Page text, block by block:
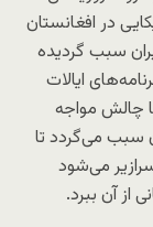
در افغانستان
سبب گردیده
ایالات
چالش مواجه
سبب می‌گردد تا
می‌شود
از آن ببرد.